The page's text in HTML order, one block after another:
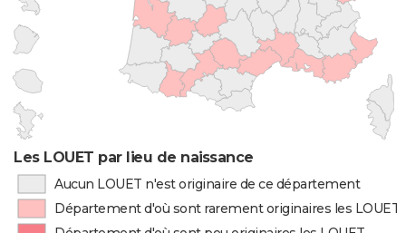
Les LOUET par lieu de naissance
Aucun LOUET n'est originaire de ce département
Département d'où sont rarement originaires les LOUET